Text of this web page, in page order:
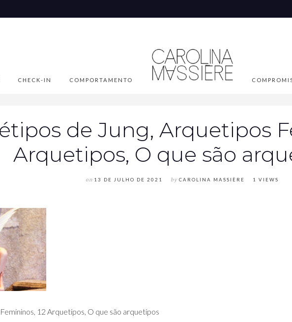
CHECK-IN COMPORTAMENTO
de Jung, Arquetipos
Arquetipos, O que são
on 13 DE JULHO DE 2021 by CAROLINA MASSIÈRE 1 VIEWS
12 Arquetipos, O que são arquetipos